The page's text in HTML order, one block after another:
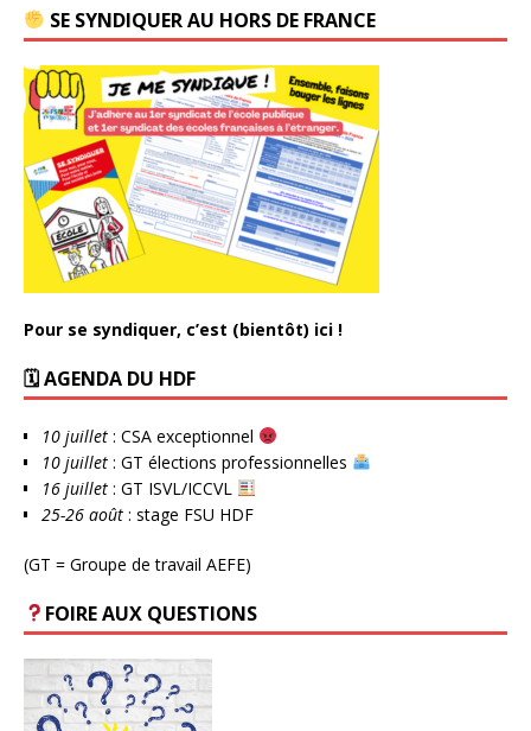
SE SYNDIQUER AU HORS DE FRANCE
Pour se syndiquer, c’est (bientôt) ici !
🗓 AGENDA DU HDF
10 juillet : CSA exceptionnel
10 juillet : GT élections professionnelles
16 juillet : GT ISVL/ICCVL
25-26 août : stage FSU HDF
(GT = Groupe de travail AEFE)
FOIRE AUX QUESTIONS